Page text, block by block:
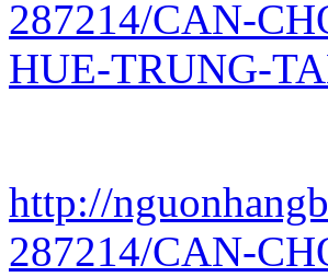
287214/CAN-
HUE-TRUNG-
http://
287214/CAN-